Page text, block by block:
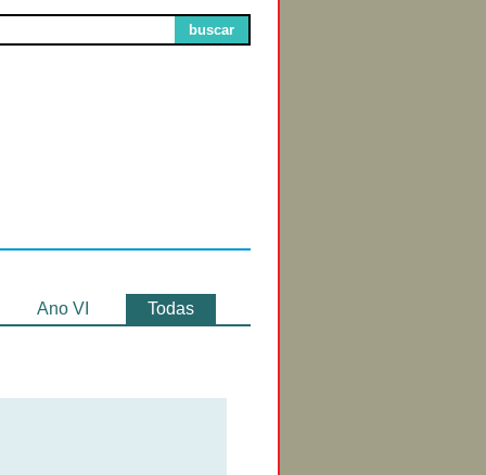
buscar
Ano VI Todas